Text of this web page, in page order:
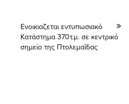
Ενοικιαζεται εντυπωσιακό
Κατάστημα 370τ.μ. σε κεντρικό
σημείο της Πτολεμαΐδας